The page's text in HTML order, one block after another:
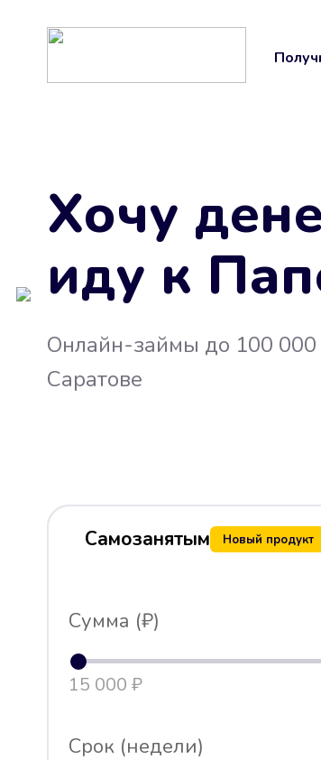
Хочу
иду к
Онлайн-займы до 100 000
Саратове
Самозанятым Новый продукт
Сумма (₽)
15 000 ₽
Срок (недели)